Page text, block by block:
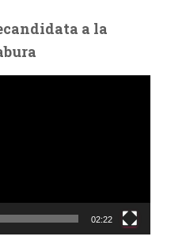
a la
02:22